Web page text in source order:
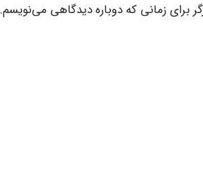
برای زمانی که دوباره دیدگاهی می‌نویسم.